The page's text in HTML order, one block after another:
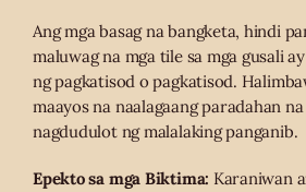
Ang mga basag na bangketa, hindi
maluwag na mga tile sa mga gusali
ng pagkatisod o pagkatisod.
maayos na naalagaang paradahan
nagdudulot ng malalaking panganib.
Epekto sa mga Biktima: Karaniwan